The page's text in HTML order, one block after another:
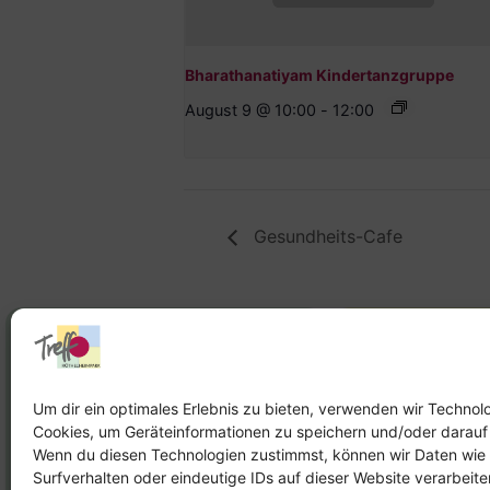
Um dir ein optimales Erlebnis zu bieten, verwenden wir
Cookies, um Geräteinformationen zu speichern und/oder
Wenn du diesen Technologien zustimmst, können wir Daten wie
Surfverhalten oder eindeutige IDs auf dieser Website
Bharathanatiyam Kindertanzgruppe
August 9 @ 10:00 - 12:00
Gesundheits-Cafe
Stadtteilhaus
Tel.:09131-9232777
E-Mail: leitung@treffpunkt-
roethelheimpark.de
Tel.: Telefon:
E-Mail: